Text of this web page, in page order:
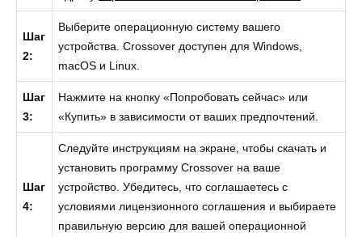
Шаг
2:
Выберите операционную систему вашего
устройства. Crossover доступен для Windows,
macOS и Linux.
Шаг
3:
Нажмите на кнопку «Попробовать сейчас» или
«Купить» в зависимости от ваших предпочтений.
Шаг
4:
Следуйте инструкциям на экране, чтобы скачать и
установить программу Crossover на ваше
устройство. Убедитесь, что соглашаетесь с
условиями лицензионного соглашения и выбираете
правильную версию для вашей операционной